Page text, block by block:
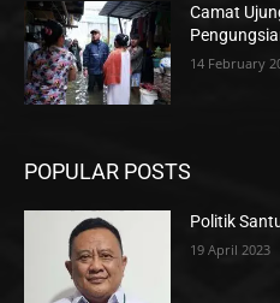
Camat
14 February
POPULAR POSTS
Politik
19 April 2023